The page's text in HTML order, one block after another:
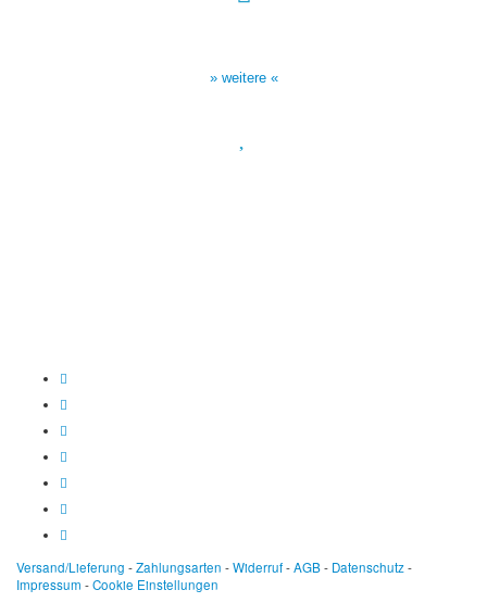
» weitere «
Versand/Lieferung -Zahlungsarten -Widerruf-AGB- Datenschutz-
Impressum -Cookie Einstellungen